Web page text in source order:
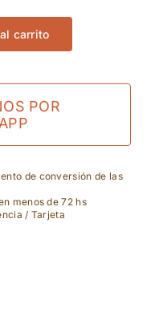
carrito
POR
de conversión de las
menos de 72 hs
/ Tarjeta